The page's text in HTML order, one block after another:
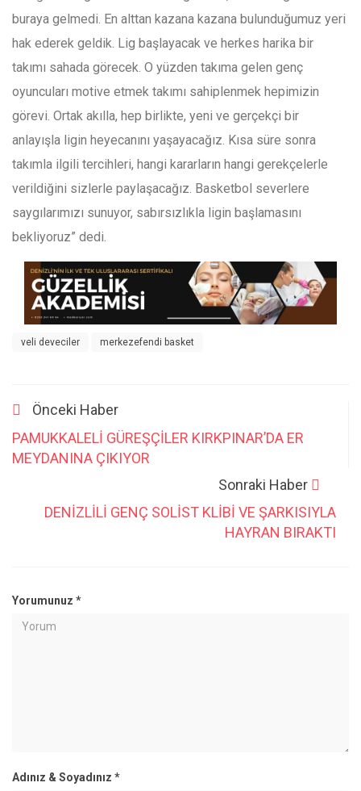
buraya gelmedi. En alttan kazana kazana bulunduğumuz yeri
hak ederek geldik. Lig başlayacak ve herkes harika bir
takımı sahada görecek. O yüzden takıma gelen genç
oyuncuları motive etmek takımı sahiplenmek hepimizin
görevi. Ortak akılla, hep birlikte, yeni ve gerçekçi bir
anlayışla ligin heyecanını yaşayacağız. Kısa süre sonra
takımla ilgili tercihleri, hangi kararların hangi gerekçelerle
verildiğini sizlerle paylaşacağız. Basketbol severlere
saygılarımızı sunuyor, sabırsızlıkla ligin başlamasını
bekliyoruz” dedi.
veli deveciler merkezefendi basket
Önceki Haber
PAMUKKALELİ GÜREŞÇİLER KIRKPINAR’DA ER
MEYDANINA ÇIKIYOR
Sonraki Haber
DENİZLİLİ GENÇ SOLİST KLİBİ VE ŞARKISIYLA
HAYRAN BIRAKTI
Yorumunuz *
Adınız & Soyadınız *